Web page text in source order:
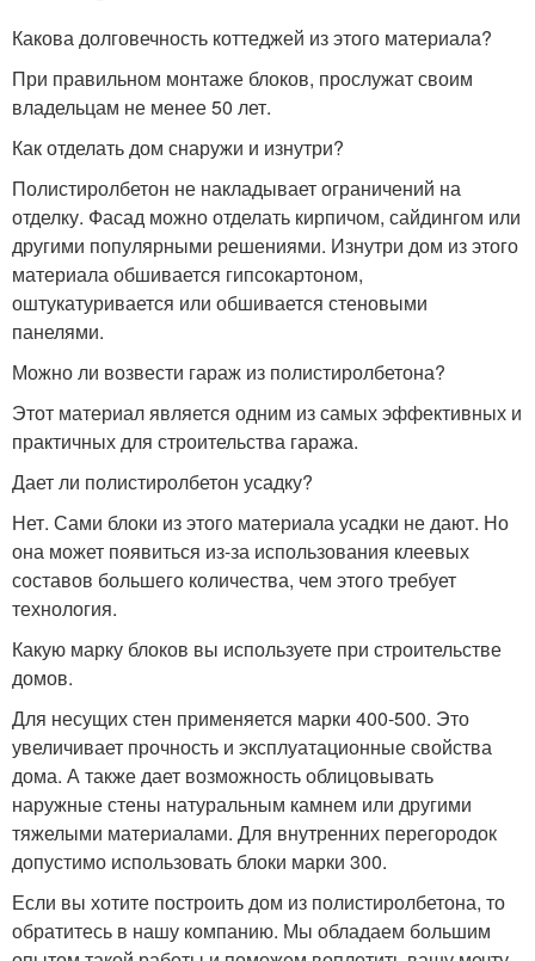
Какова долговечность коттеджей из этого материала?
При правильном монтаже блоков, прослужат своим
владельцам не менее 50 лет.
Как отделать дом снаружи и изнутри?
Полистиролбетон не накладывает ограничений на
отделку. Фасад можно отделать кирпичом, сайдингом или
другими популярными решениями. Изнутри дом из этого
материала обшивается гипсокартоном,
оштукатуривается или обшивается стеновыми
панелями.
Можно ли возвести гараж из полистиролбетона?
Этот материал является одним из самых эффективных и
практичных для строительства гаража.
Дает ли полистиролбетон усадку?
Нет. Сами блоки из этого материала усадки не дают. Но
она может появиться из-за использования клеевых
составов большего количества, чем этого требует
технология.
Какую марку блоков вы используете при строительстве
домов.
Для несущих стен применяется марки 400-500. Это
увеличивает прочность и эксплуатационные свойства
дома. А также дает возможность облицовывать
наружные стены натуральным камнем или другими
тяжелыми материалами. Для внутренних перегородок
допустимо использовать блоки марки 300.
Если вы хотите построить дом из полистиролбетона, то
обратитесь в нашу компанию. Мы обладаем большим